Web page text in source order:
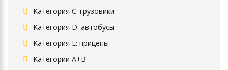
Категория C: грузовики
Категория D: автобусы
Категория E: прицепы
Категории A+B